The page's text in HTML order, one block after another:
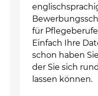
für
Einfach Ihre
schon haben
der Sie sich
lassen können.